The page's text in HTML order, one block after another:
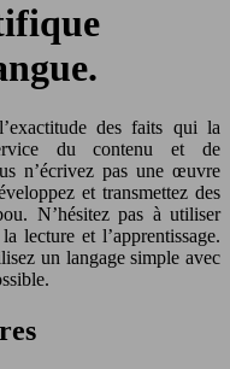
du contenu et de
n’écrivez pas une œuvre
et transmettez des
N’hésitez pas à utiliser
lecture et l’apprentissage.
un langage simple avec